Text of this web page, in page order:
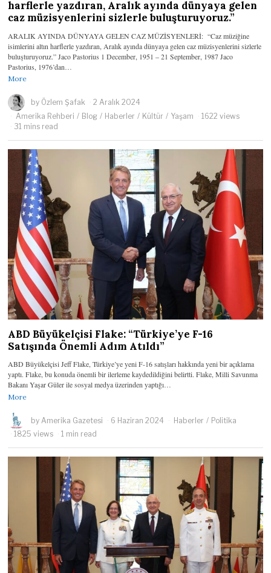
harflerle yazdıran, Aralık ayında dünyaya gelen
caz müzisyenlerini sizlerle buluşturuyoruz.”
ARALIK AYINDA DÜNYAYA GELEN CAZ MÜZİSYENLERİ: “Caz müziğine
isimlerini altın harflerle yazdıran, Aralık ayında dünyaya gelen caz müzisyenlerini sizlerle
buluşturuyoruz.” Jaco Pastorius 1 December, 1951 – 21 September, 1987 Jaco
Pastorius, 1976’dan…
More
by Özlem Şafak
2 Aralık 2024
Amerika Rehberi / Blog / Haberler / Kültür / Yaşam
1622 views
31 mins read
ABD Büyükelçisi Flake: “Türkiye’ye F-16
Satışında Önemli Adım Atıldı”
ABD Büyükelçisi Jeff Flake, Türkiye’ye yeni F-16 satışları hakkında yeni bir açıklama
yaptı. Flake, bu konuda önemli bir ilerleme kaydedildiğini belirtti. Flake, Milli Savunma
Bakanı Yaşar Güler ile sosyal medya üzerinden yaptığı…
More
by Amerika Gazetesi 6 Haziran 2024 Haberler / Politika
1825 views
1 min read